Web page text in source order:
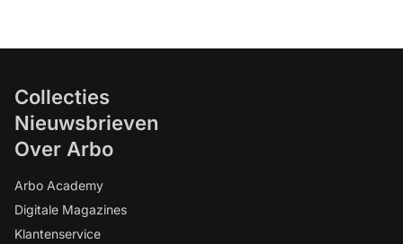
Collecties
Nieuwsbrieven
Over Arbo
Arbo Academy
Digitale Magazines
Klantenservice